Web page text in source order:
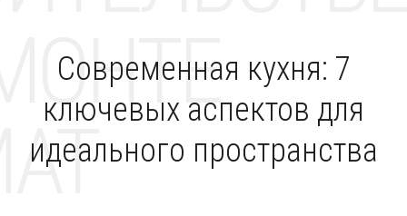
Современная кухня: 7
ключевых аспектов для
идеального пространства